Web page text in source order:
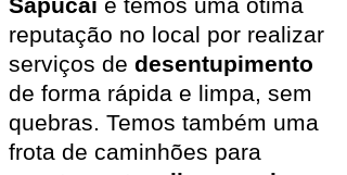
reputação no local por realizar
serviços de desentupimento
de forma rápida e limpa, sem
quebras. Temos também uma
frota de caminhões para